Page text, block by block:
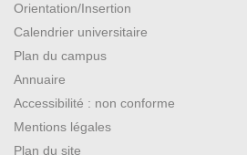
Orientation/Insertion
Calendrier universitaire
Plan du campus
Annuaire
Accessibilité : non conforme
Mentions légales
Plan du site